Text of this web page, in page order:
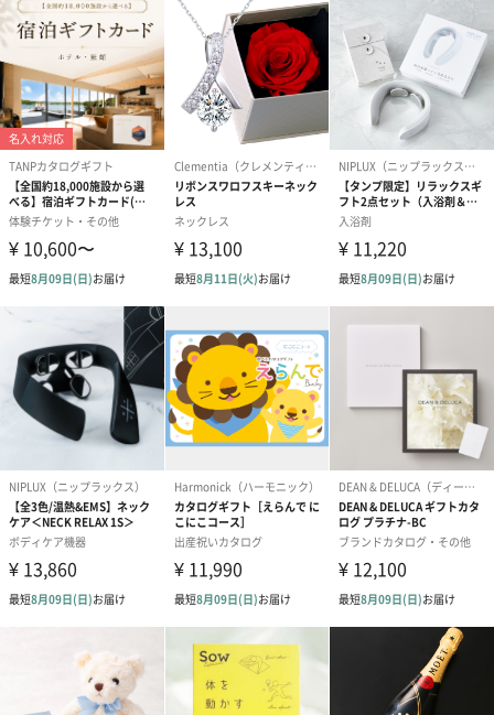
のし
結婚祝い（御結婚御
祝）（110円）
出産祝い（御出産御
祝）（110円）
結婚内祝い（
（110円）
結婚祝いちょい足しギフト
結婚祝いギフトへの＋αにおすすめです。新生活を彩るギフトオプ
ションをご用意いたしました。
商品と同梱してお届けいたします。
ブライダルロリポップ
ドレス（いちご味)
（1,122円）
ブライダルロリポップ
タキシード（コーラ味)
（1,122円）
夫婦箸と箸置
（2,420円）